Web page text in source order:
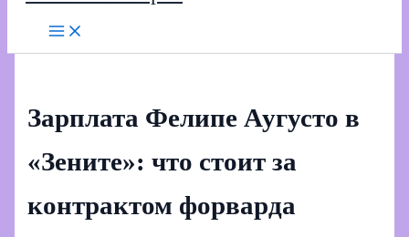
Зарплата Фелипе Аугусто в
«Зените»: что стоит за
контрактом форварда